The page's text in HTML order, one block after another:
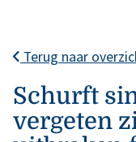
Terug naar
Schurft
vergeten